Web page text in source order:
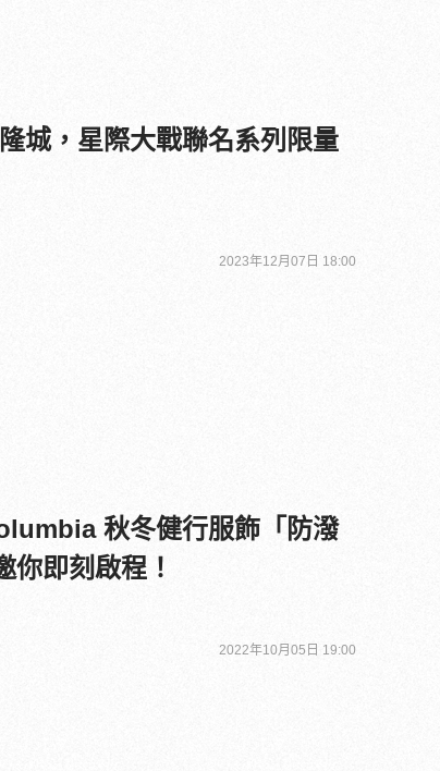
城，星際大戰聯名系列限量
2023年12月07日 18:00
秋冬健行服飾「防潑
你即刻啟程！
2022年10月05日 19:00